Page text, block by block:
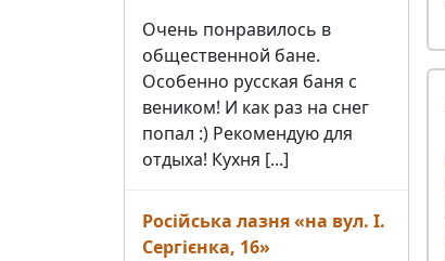
Очень понравилось в
общественной бане.
Особенно русская баня с
веником! И как раз на снег
попал :) Рекомендую для
отдыха! Кухня [...]
Російська лазня «на вул. І.
Сергієнка, 16»